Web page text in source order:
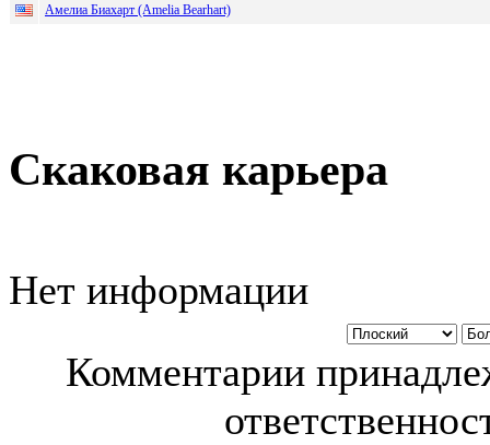
Амелиа Биахарт (Amelia Bearhart)
Скаковая карьера
Нет информации
Комментарии